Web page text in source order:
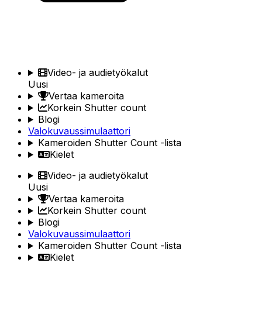
Video- ja audietyökalut
Uusi
Vertaa kameroita
Korkein Shutter count
Blogi
Valokuvaussimulaattori
Kameroiden Shutter Count -lista
Kielet
Video- ja audietyökalut
Uusi
Vertaa kameroita
Korkein Shutter count
Blogi
Valokuvaussimulaattori
Kameroiden Shutter Count -lista
Kielet